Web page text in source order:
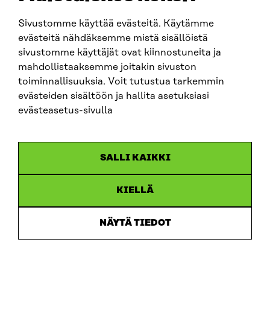
Sivustomme käyttää evästeitä. Käytämme
evästeitä nähdäksemme mistä sisällöistä
sivustomme käyttäjät ovat kiinnostuneita ja
mahdollistaaksemme joitakin sivuston
toiminnallisuuksia. Voit tutustua tarkemmin
evästeiden sisältöön ja hallita asetuksiasi
evästeasetus-sivulla
SALLI KAIKKI
KIELLÄ
NÄYTÄ TIEDOT
ARTIKKELI
China shock 2.0 – Eurooppa havahtuu liian hitaasti
Kiinan järjestelmävaltaan